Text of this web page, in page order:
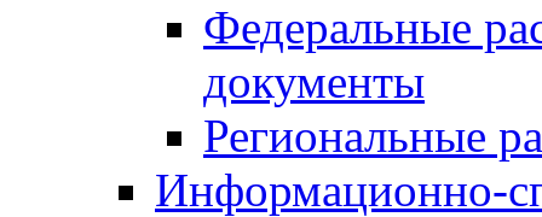
Федеральные
документы
Региональные
Информационно-